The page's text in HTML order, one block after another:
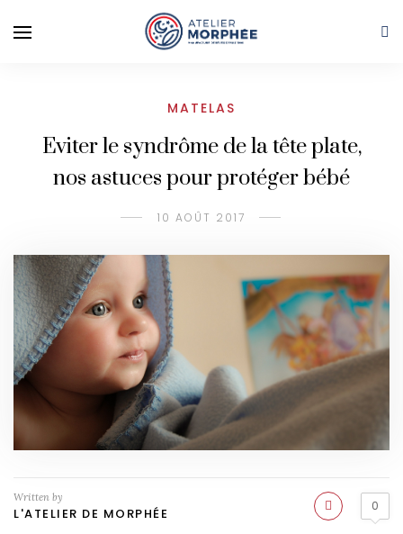
MATELAS
Eviter le syndrôme de la tête plate,
nos astuces pour protéger bébé
10 AOÛT 2017
Written by
L'ATELIER DE MORPHÉE 0